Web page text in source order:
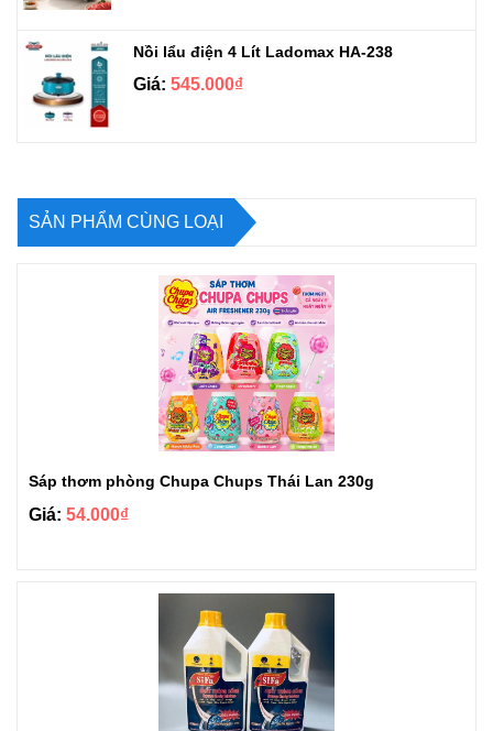
Nồi lẩu điện 4 Lít Ladomax HA-238
Giá: 545.000₫
SẢN PHẨM CÙNG LOẠI
Sáp thơm phòng Chupa Chups Thái Lan 230g
Giá: 54.000₫